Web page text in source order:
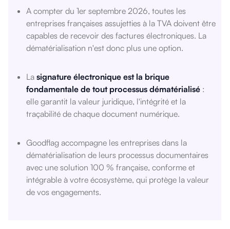
A compter du 1er septembre 2026, toutes les
entreprises françaises assujetties à la TVA doivent être
capables de recevoir des factures électroniques. La
dématérialisation n'est donc plus une option.
Lasignature électronique est la brique
fondamentale de tout processus dématérialisé :
elle garantit la valeur juridique, l'intégrité et la
traçabilité de chaque document numérique.
Goodflag accompagne les entreprises dans la
dématérialisation de leurs processus documentaires
avec une solution 100 % française, conforme et
intégrable à votre écosystème, qui protège la valeur
de vos engagements.